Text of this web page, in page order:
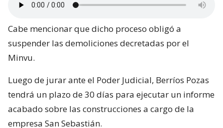
Cabe mencionar que dicho proceso obligó a
suspender las demoliciones decretadas por el
Minvu.
Luego de jurar ante el Poder Judicial, Berríos Pozas
tendrá un plazo de 30 días para ejecutar un informe
acabado sobre las construcciones a cargo de la
empresa San Sebastián.